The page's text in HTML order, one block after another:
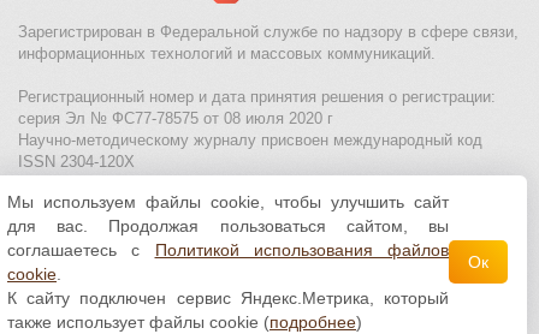
Зарегистрирован в Федеральной службе по надзору в сфере связи,
информационных технологий и массовых коммуникаций.
Регистрационный номер и дата принятия решения о регистрации:
серия Эл № ФС77-78575 от 08 июля 2020 г
Научно-методическому журналу присвоен международный код
ISSN 2304-120X
МЦИТО|Школьные олимпиады и онлайн конкурсы для детей
Политика использования файлов cookie| Политика обработки и
защиты персональных данных
Все материалы доступны полицензии Creative
Commons С указанием авторства 4.0 Всемирная
Мы используем файлы cookie, чтобы улучшить сайт
для вас. Продолжая пользоваться сайтом, вы
соглашаетесь с Политикой использования файлов
cookie
К сайту подключен сервис Яндекс.Метрика, который
также использует файлы cookie (подробнее)
Ок